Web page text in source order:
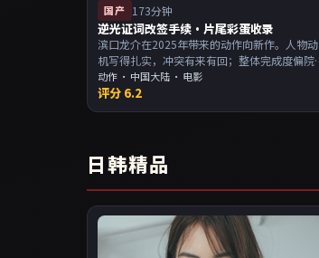
国产 173分钟
逆光证词改签手续·片尾彩蛋收录
滨口龙介在2025年带来的动作向新作。人物动
机写得扎实，冲突有来有回；整体完成度偏院
线质感。主演以演技派为主，适合喜欢强叙事
与人物关系的观众加入片单。
动作 · 中国大陆 · 电影
评分 6.2
日韩精品